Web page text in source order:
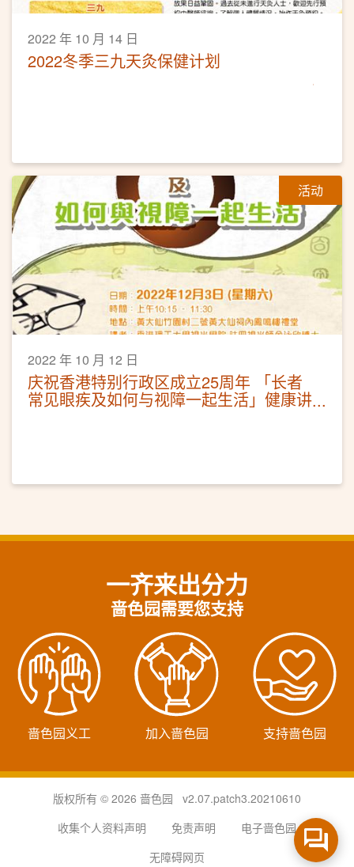
2022 年 10 月 14 日
2022冬季三九天灸保健计划
活动
2022 年 10 月 12 日
庆祝香港特别行政区成立25周年 「长者
常见眼疾及如何与视障一起生活」健康讲
一齐来出分力
啬色园需要您支持
啬色园义工 加入啬色园 支持啬色园
版权所有 © 2026 啬色园 v2.07.patch3.20210610
收集个人资料声明
免责声明
电子啬色园
无障碍网页